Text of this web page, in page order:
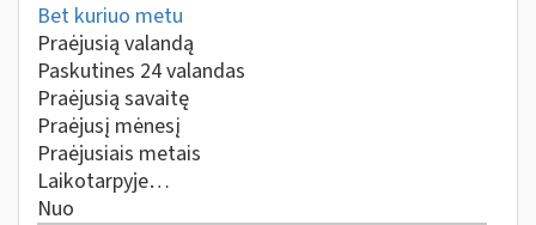
Bet kuriuo metu
Praėjusią valandą
Paskutines 24 valandas
Praėjusią savaitę
Praėjusį mėnesį
Praėjusiais metais
Laikotarpyje…
Nuo